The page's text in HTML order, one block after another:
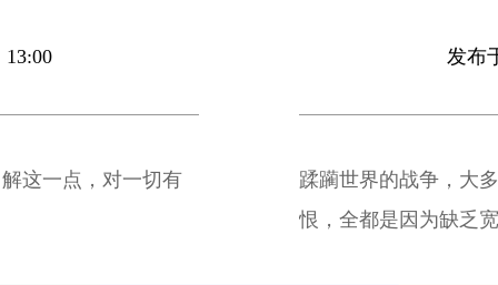
这一点，对一切有
发布
蹂躏世界的战争，大
恨，全都是因为缺乏